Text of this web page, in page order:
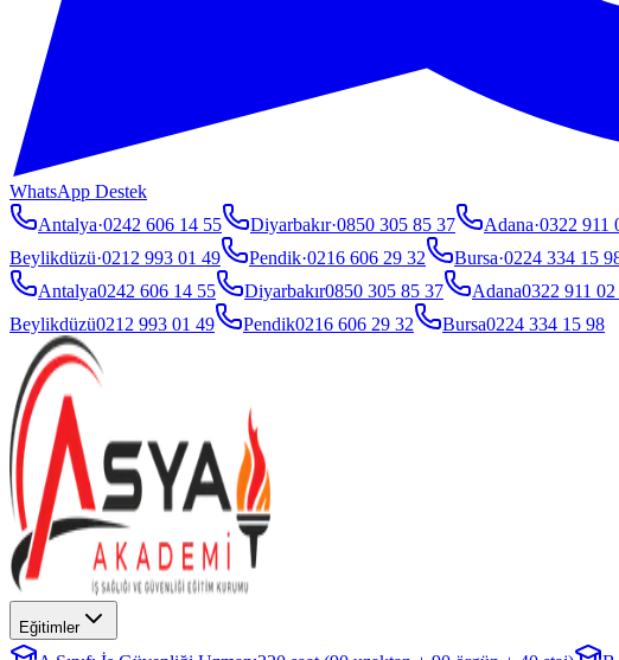
WhatsApp Destek
Antalya·0242 606 14 55 Diyarbakır·0850 305 85 37 Adana·0322 911
Beylikdüzü·0212 993 01 49 Pendik·0216 606 29 32 Bursa·0224 334 15
Antalya0242 606 14 55 Diyarbakır0850 305 85 37 Adana0322 911
Beylikdüzü0212 993 01 49 Pendik0216 606 29 32 Bursa0224 334 15 98
Eğitimler